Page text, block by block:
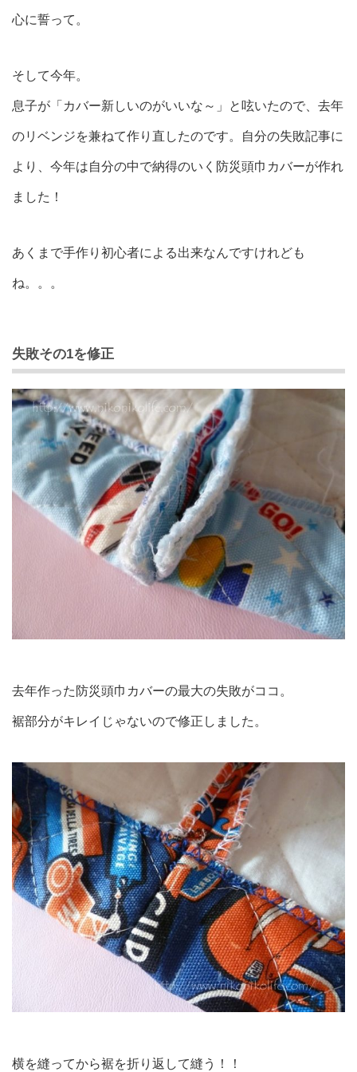
心に誓って。
そして今年。
息子が「カバー新しいのがいいな～」と呟いたので、去年
のリベンジを兼ねて作り直したのです。自分の失敗記事に
より、今年は自分の中で納得のいく防災頭巾カバーが作れ
ました！
あくまで手作り初心者による出来なんですけれども
ね。。。
失敗その1を修正
去年作った防災頭巾カバーの最大の失敗がココ。
裾部分がキレイじゃないので修正しました。
横を縫ってから裾を折り返して縫う！！